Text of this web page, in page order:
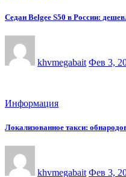
Седан Belgee S50 в России:
khvmegabait Фев 3,
Информация
Локализованное такси:
khvmegabait Фев 3,